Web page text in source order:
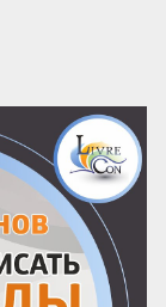
речи. Полан
услугу
речи тем, что
слова и
как показал
совокупность
фактов,
сознании
слова, таким
всегда
сложным